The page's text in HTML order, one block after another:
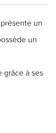
un
un
grâce à ses